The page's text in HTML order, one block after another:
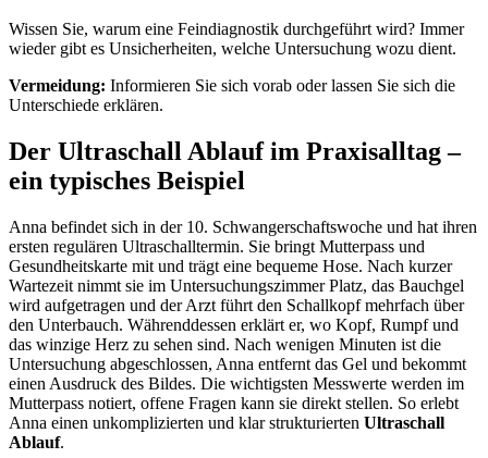
Wissen Sie, warum eine Feindiagnostik durchgeführt wird? Immer
wieder gibt es Unsicherheiten, welche Untersuchung wozu dient.
Vermeidung: Informieren Sie sich vorab oder lassen Sie sich die
Unterschiede erklären.
Der Ultraschall Ablauf im Praxisalltag –
ein typisches Beispiel
Anna befindet sich in der 10. Schwangerschaftswoche und hat ihren
ersten regulären Ultraschalltermin. Sie bringt Mutterpass und
Gesundheitskarte mit und trägt eine bequeme Hose. Nach kurzer
Wartezeit nimmt sie im Untersuchungszimmer Platz, das Bauchgel
wird aufgetragen und der Arzt führt den Schallkopf mehrfach über
den Unterbauch. Währenddessen erklärt er, wo Kopf, Rumpf und
das winzige Herz zu sehen sind. Nach wenigen Minuten ist die
Untersuchung abgeschlossen, Anna entfernt das Gel und bekommt
einen Ausdruck des Bildes. Die wichtigsten Messwerte werden im
Mutterpass notiert, offene Fragen kann sie direkt stellen. So erlebt
Anna einen unkomplizierten und klar strukturierten Ultraschall
Ablauf.